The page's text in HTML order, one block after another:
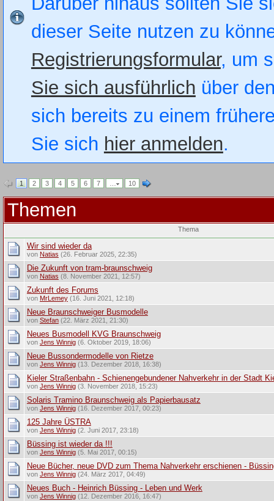
dieser Seite nutzen zu
Registrierungsformular, um
Sie sich ausführlich über
sich bereits zu einem
Sie sich hier anmelden.
1 2 3 4 5 6 7 … 10
Themen
Thema
Wir sind wieder da
von Natias (26. Februar 2025, 22:35)
Die Zukunft von tram-braunschweig
von Natias (8. November 2021, 12:57)
Zukunft des Forums
von MrLemey(16. Juni 2021, 12:18)
Neue Braunschweiger Busmodelle
von Stefan(22. März 2021, 21:30)
Neues Busmodell KVG Braunschweig
von Jens Winnig(6. Oktober 2019, 18:06)
Neue Bussondermodelle von Rietze
von Jens Winnig(13. Dezember 2018, 16:38)
Kieler Straßenbahn - Schienengebundener Nahverkehr in der Stadt
von Jens Winnig(3. November 2018, 15:23)
Solaris Tramino Braunschweig als Papierbausatz
von Jens Winnig(16. Dezember 2017, 00:23)
125 Jahre ÜSTRA
von Jens Winnig(2. Juni 2017, 23:18)
Büssing ist wieder da !!!
von Jens Winnig(5. Mai 2017, 00:15)
Neue Bücher, neue DVD zum Thema Nahverkehr erschienen -
von Jens Winnig(24. März 2017, 04:49)
Neues Buch - Heinrich Büssing - Leben und Werk
von Jens Winnig(12. Dezember 2016, 16:47)